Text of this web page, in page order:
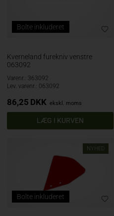
Bolte inkluderet
Kverneland furekniv venstre
063092
Varenr.: 363092
Lev. varenr.: 063092
86,25 DKK ekskl. moms
NYHED
Bolte inkluderet